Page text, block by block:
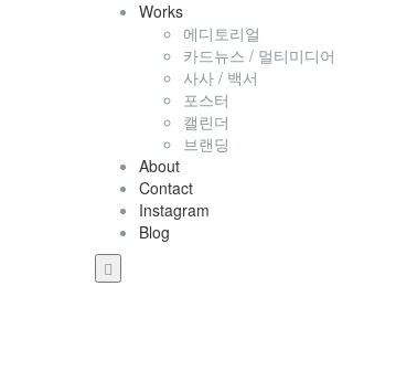
Works
에디토리얼
카드뉴스 / 멀티미디어
사사 / 백서
포스터
캘린더
브랜딩
About
Contact
Instagram
Blog